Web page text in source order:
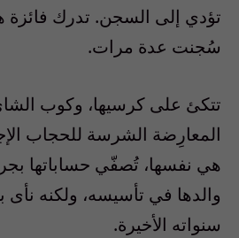
تؤدي إلى السجن. تدرك فائزة
سُجنت عدة مرات.
تتكئ على كرسيها، وكوب
المعارِضة الشرسة للحجاب
هي نفسها، تُصفّي حساباتها
والدها في تأسيسه، ولكنه
سنواته الأخيرة.